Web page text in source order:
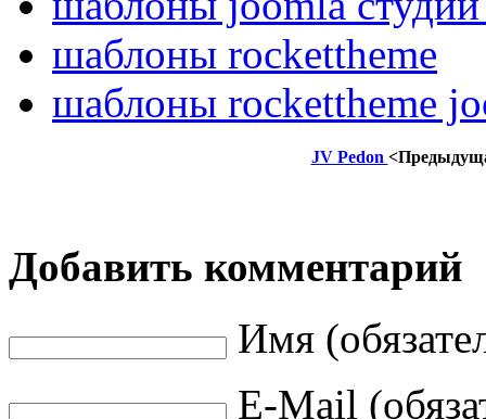
шаблоны rockettheme
шаблоны rockettheme
JV Pedon
Добавить комментарий
Имя
E-Mail